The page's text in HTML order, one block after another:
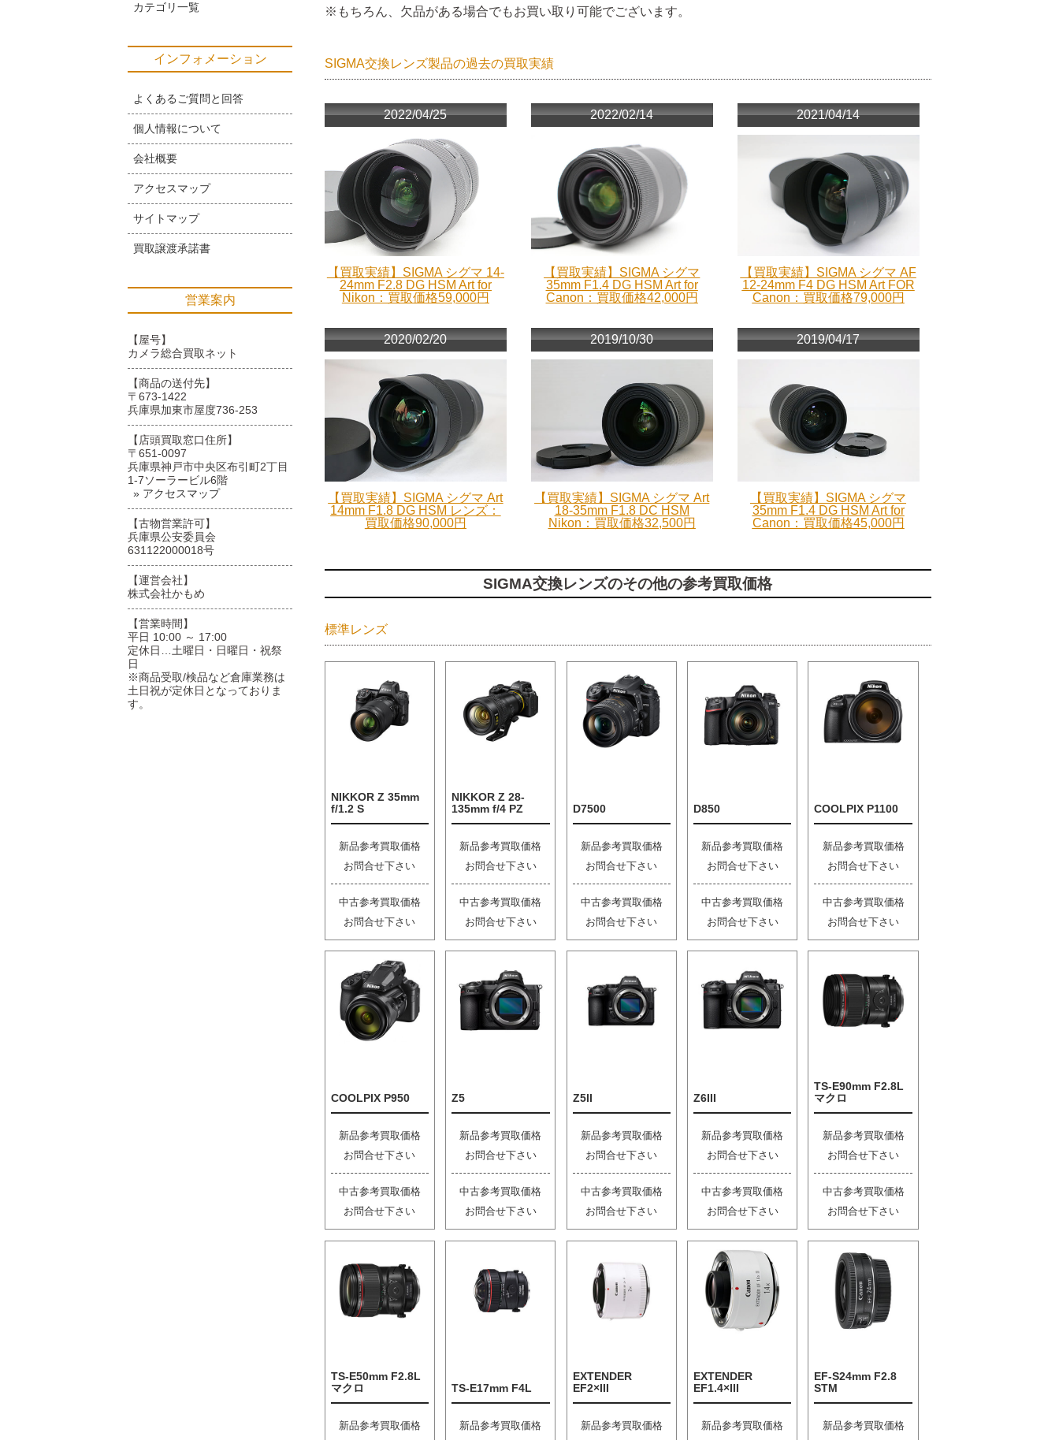
※もちろん、欠品がある場合でもお買い取り可能でございます。
SIGMA交換レンズ製品の過去の買取実績
2022/04/25
【買取実績】SIGMA シグマ 14-
24mm F2.8 DG HSM Art for
Nikon：買取価格59,000円
2022/02/14
【買取実績】SIGMA シグマ
35mm F1.4 DG HSM Art for
Canon：買取価格42,000円
2021/04/14
【買取実績】SIGMA シグマ AF
12-24mm F4 DG HSM Art FOR
Canon：買取価格79,000円
2020/02/20
【買取実績】SIGMA シグマ Art
14mm F1.8 DG HSM レンズ：
買取価格90,000円
2019/10/30
【買取実績】SIGMA シグマ Art
18-35mm F1.8 DC HSM
Nikon：買取価格32,500円
2019/04/17
【買取実績】SIGMA シグマ
35mm F1.4 DG HSM Art for
Canon：買取価格45,000円
SIGMA交換レンズのその他の参考買取価格
標準レンズ
NIKKOR Z 35mm
f/1.2 S
新品参考買取価格
お問合せ下さい
中古参考買取価格
お問合せ下さい
NIKKOR Z 28-
135mm f/4 PZ
新品参考買取価格
お問合せ下さい
中古参考買取価格
お問合せ下さい
D7500
新品参考買取価格
お問合せ下さい
中古参考買取価格
お問合せ下さい
D850
新品参考買取価格
お問合せ下さい
中古参考買取価格
お問合せ下さい
COOLPIX P1100
新品参考買取価格
お問合せ下さい
中古参考買取価格
お問合せ下さい
COOLPIX P950
新品参考買取価格
お問合せ下さい
中古参考買取価格
お問合せ下さい
Z5
新品参考買取価格
お問合せ下さい
中古参考買取価格
お問合せ下さい
Z5II
新品参考買取価格
お問合せ下さい
中古参考買取価格
お問合せ下さい
Z6III
新品参考買取価格
お問合せ下さい
中古参考買取価格
お問合せ下さい
TS-E90mm F2.8L
マクロ
新品参考買取価格
お問合せ下さい
中古参考買取価格
お問合せ下さい
TS-E50mm F2.8L
マクロ
新品参考買取価格
TS-E17mm F4L
新品参考買取価格
EXTENDER
EF2×III
新品参考買取価格
EXTENDER
EF1.4×III
新品参考買取価格
EF-S24mm F2.8
STM
新品参考買取価格
カテゴリ一覧
インフォメーション
よくあるご質問と回答
個人情報について
会社概要
アクセスマップ
サイトマップ
買取譲渡承諾書
営業案内
【屋号】
カメラ総合買取ネット
【商品の送付先】
〒673-1422
兵庫県加東市屋度736-253
【店頭買取窓口住所】
〒651-0097
兵庫県神戸市中央区布引町2丁目
1-7ソーラービル6階
» アクセスマップ
【古物営業許可】
兵庫県公安委員会
631122000018号
【運営会社】
株式会社かもめ
【営業時間】
平日 10:00 ～ 17:00
定休日…土曜日・日曜日・祝祭
日
※商品受取/検品など倉庫業務は
土日祝が定休日となっておりま
す。